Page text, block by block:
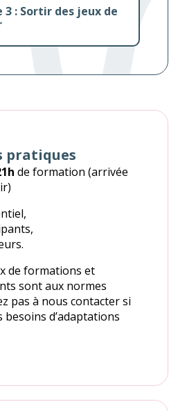
3 : Sortir des jeux de
pratiques
de formation (arrivée
de formations et
sont aux normes
pas à nous contacter si
besoins d’adaptations